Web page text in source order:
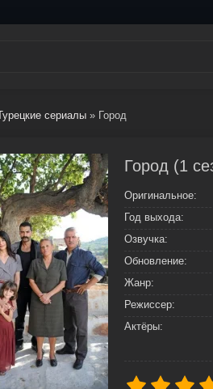
сериалы » Город
Город (1
Оригинальное:
Год выхода:
Озвучка:
Обновление:
Жанр:
Режиссер:
Актёры: